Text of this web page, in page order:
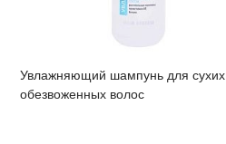
Увлажняющий шампунь для сухих,
обезвоженных волос